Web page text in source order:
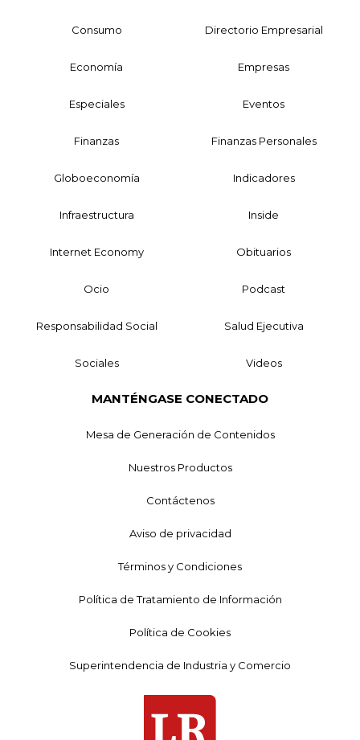
Consumo Directorio Empresarial
Economía Empresas
Especiales Eventos
Finanzas Finanzas Personales
Globoeconomía Indicadores
Infraestructura Inside
Internet Economy Obituarios
Ocio Podcast
Responsabilidad Social Salud Ejecutiva
Sociales Videos
MANTÉNGASE CONECTADO
Mesa de Generación de Contenidos
Nuestros Productos
Contáctenos
Aviso de privacidad
Términos y Condiciones
Política de Tratamiento de Información
Política de Cookies
Superintendencia de Industria y Comercio